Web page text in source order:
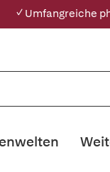
✓ Umfangreiche